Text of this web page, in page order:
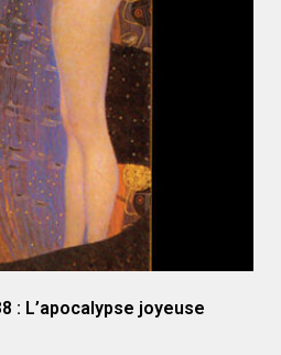
: L’apocalypse joyeuse